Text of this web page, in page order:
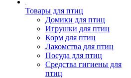
Товары для птиц
Домики для птиц
Игрушки для птиц
Корм для птиц
Лакомства для птиц
Посуда для птиц
Средства гигиены для
птиц